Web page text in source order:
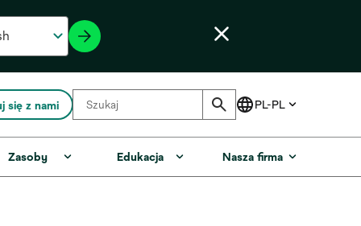
się z nami
Zasoby Edukacja Nasza firma